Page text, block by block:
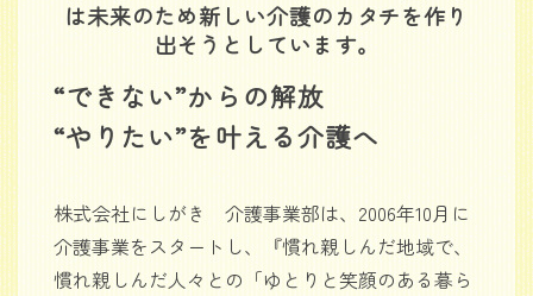
は未来のため新しい介護のカタチを作り
出そうとしています。
“できない”からの解放
“やりたい”を叶える介護へ
株式会社にしがき 介護事業部は、2006年10月に
介護事業をスタートし、『慣れ親しんだ地域で、
慣れ親しんだ人々との「ゆとりと笑顔のある暮ら